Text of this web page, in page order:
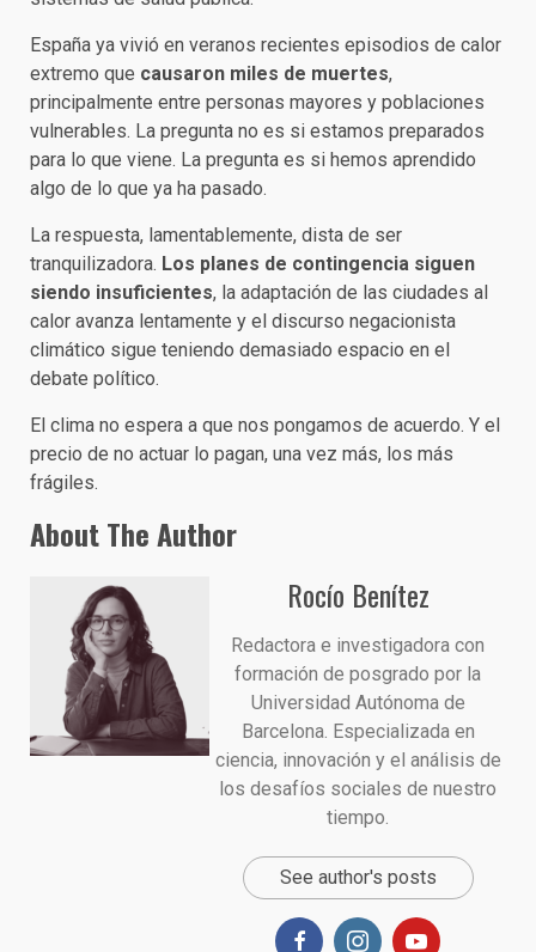
España ya vivió en veranos recientes episodios de calor
extremo que causaron miles de muertes,
principalmente entre personas mayores y poblaciones
vulnerables. La pregunta no es si estamos preparados
para lo que viene. La pregunta es si hemos aprendido
algo de lo que ya ha pasado.
La respuesta, lamentablemente, dista de ser
tranquilizadora. Los planes de contingencia siguen
siendo insuficientes, la adaptación de las ciudades al
calor avanza lentamente y el discurso negacionista
climático sigue teniendo demasiado espacio en el
debate político.
El clima no espera a que nos pongamos de acuerdo. Y el
precio de no actuar lo pagan, una vez más, los más
frágiles.
About The Author
Rocío Benítez
Redactora e investigadora con
formación de posgrado por la
Universidad Autónoma de
Barcelona. Especializada en
ciencia, innovación y el análisis de
los desafíos sociales de nuestro
tiempo.
See author's posts